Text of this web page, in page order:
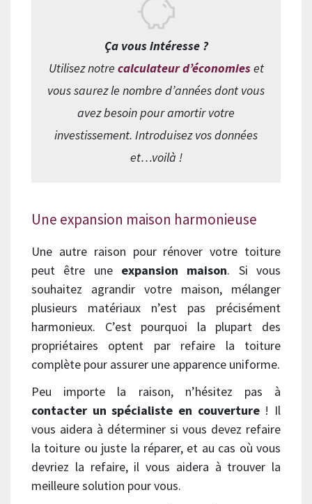
Ça vous intéresse ?
Utilisez notre calculateur d’économieset
vous saurez le nombre d’années dont vous
avez besoin pour amortir votre
investissement. Introduisez vos données
et…voilà !
Une expansion maison harmonieuse
Une autre raison pour rénover votre toiture
peut être une expansion maison. Si vous
souhaitez agrandir votre maison, mélanger
plusieurs matériaux n’est pas précisément
harmonieux. C’est pourquoi la plupart des
propriétaires optent par refaire la toiture
complète pour assurer une apparence uniforme.
Peu importe la raison, n’hésitez pas à
contacter un spécialiste en couverture! Il
vous aidera à déterminer si vous devez refaire
la toiture ou juste la réparer, et au cas où vous
devriez la refaire, il vous aidera à trouver la
meilleure solution pour vous.